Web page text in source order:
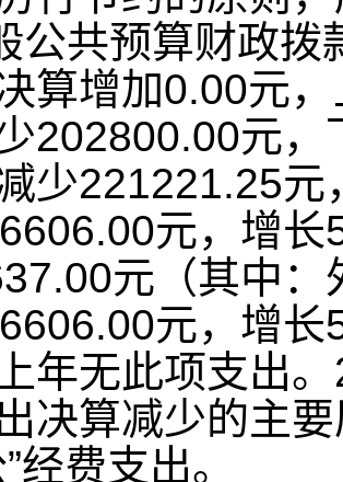
公共预算财政拨
算增加0.00元
202800.00元
少221221.25
元，增
元（其中
元，增
年无此项支出
决算减少的主
经费支出。